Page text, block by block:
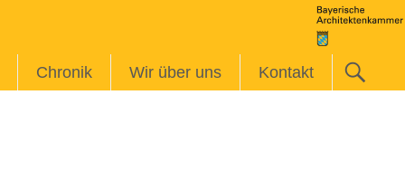
Chronik Wir über uns Kontakt